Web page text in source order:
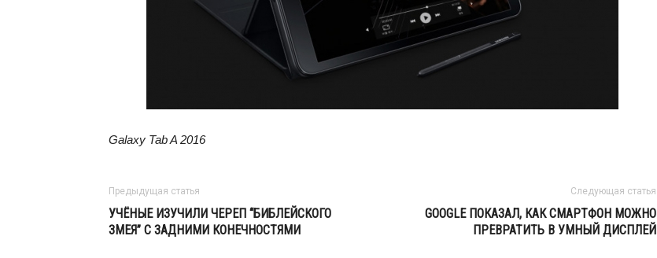
Galaxy Tab A 2016
Предыдущая статья
УЧЁНЫЕ ИЗУЧИЛИ ЧЕРЕП “БИБЛЕЙСКОГО
ЗМЕЯ” С ЗАДНИМИ КОНЕЧНОСТЯМИ
Следующая статья
GOOGLE ПОКАЗАЛ, КАК СМАРТФОН МОЖНО
ПРЕВРАТИТЬ В УМНЫЙ ДИСПЛЕЙ